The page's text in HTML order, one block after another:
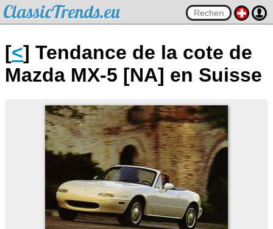
ClassicTrends.eu
[<] Tendance de la cote de
Mazda MX-5 [NA] en Suisse